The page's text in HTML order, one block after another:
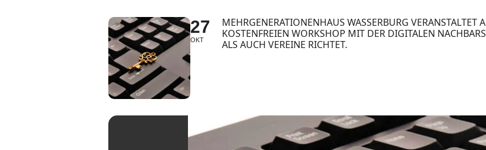
27
OKT
MEHRGENERATIONENHAUS WASSERBURG
KOSTENFREIEN WORKSHOP MIT DER DIGITALEN
ALS AUCH VEREINE RICHTET.